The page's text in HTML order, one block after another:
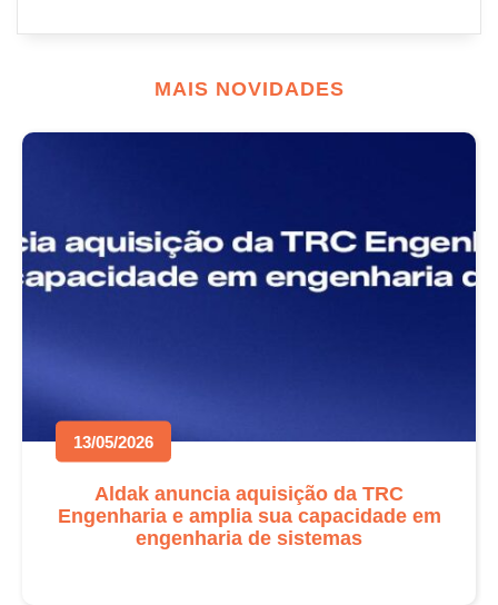
MAIS NOVIDADES
13/05/2026
Aldak anuncia aquisição da TRC
Engenharia e amplia sua capacidade em
engenharia de sistemas